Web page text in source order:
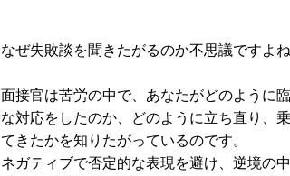
なぜ失敗談を聞きたがるのか不思議ですよね
面接官は苦労の中で、あなたがどのように
な対応をしたのか、どのように立ち直り、
てきたかを知りたがっているのです。
ネガティブで否定的な表現を避け、逆境の